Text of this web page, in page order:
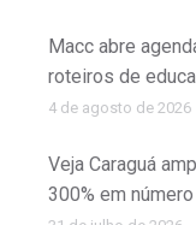
Macc abre
roteiros de
4 de agosto de 2026
Veja Caraguá
300% em